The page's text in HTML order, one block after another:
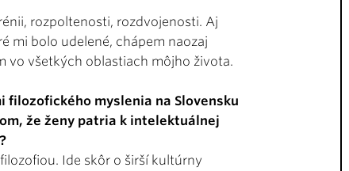
rozpoltenosti, rozdvojenosti. Aj
mi bolo udelené, chápem naozaj
vo všetkých oblastiach môjho života.
myslenia na Slovensku
že ženy patria k intelektuálnej
Ide skôr o širší kultúrny